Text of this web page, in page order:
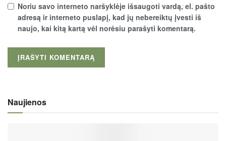
Noriu savo interneto naršyklėje išsaugoti vardą, el. pašto
adresą ir interneto puslapį, kad jų nebereiktų įvesti iš
naujo, kai kitą kartą vėl norėsiu parašyti komentarą.
Naujienos